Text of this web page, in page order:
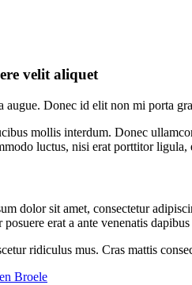
velit aliquet
Donec id elit non mi porta
mollis interdum. Donec
luctus, nisi erat porttitor ligula,
dolor sit amet, consectetur
erat a ante venenatis
ridiculus mus. Cras mattis
Broele